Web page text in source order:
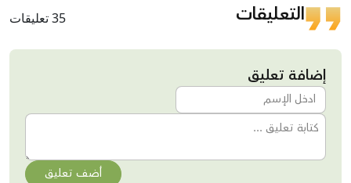
التعليقات 35 تعليقات
إضافة تعليق
أضف تعليق